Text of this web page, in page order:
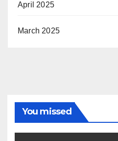
April 2025
March 2025
You missed